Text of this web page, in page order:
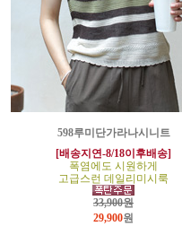
598루미단가라나시니트
[배송지연-8/18이후배송]
폭염에도 시원하게
고급스런 데일리미시룩
33,900원
29,900원